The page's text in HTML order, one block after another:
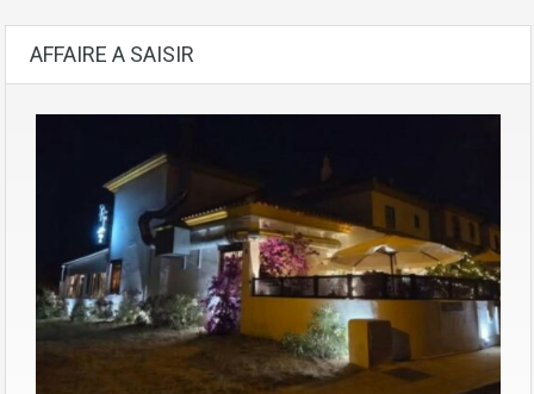
AFFAIRE A SAISIR